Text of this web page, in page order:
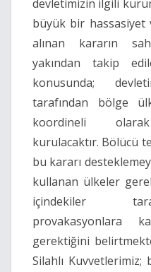
devletimizin ilgili
büyük bir hassasiyet
alınan kararın
yakından takip
konusunda;
tarafından bölge
koordineli
kurulacaktır. Bölücü
bu kararı
kullanan ülkeler
içindekiler
provakasyonlara
gerektiğini
Silahlı